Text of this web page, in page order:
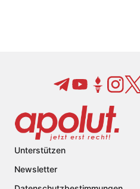
Unterstützen
Newsletter